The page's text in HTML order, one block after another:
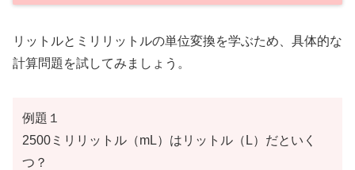
リットルとミリリットルの単位変換を学ぶため、具体的な
計算問題を試してみましょう。
例題１
2500ミリリットル（mL）はリットル（L）だといく
つ？